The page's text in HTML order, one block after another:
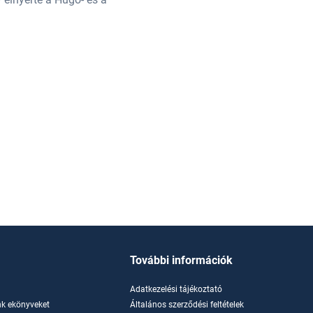
ekönyveket
További információk
Adatkezelési tájékoztató
Általános szerződési feltételek